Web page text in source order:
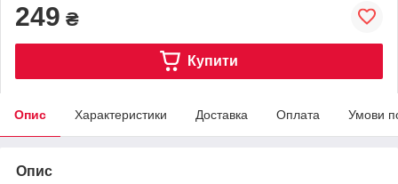
249 ₴
Купити
Опис Характеристики Доставка Оплата Умови
Опис